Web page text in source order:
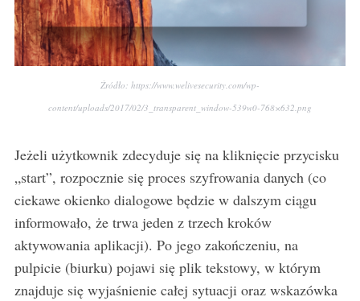
Źródło: https://www.welivesecurity.com/wp-
content/uploads/2017/02/3_transparent_window-539w0-768×632.png
Jeżeli użytkownik zdecyduje się na kliknięcie przycisku
„start”, rozpocznie się proces szyfrowania danych (co
ciekawe okienko dialogowe będzie w dalszym ciągu
informowało, że trwa jeden z trzech kroków
aktywowania aplikacji). Po jego zakończeniu, na
pulpicie (biurku) pojawi się plik tekstowy, w którym
znajduje się wyjaśnienie całej sytuacji oraz wskazówka